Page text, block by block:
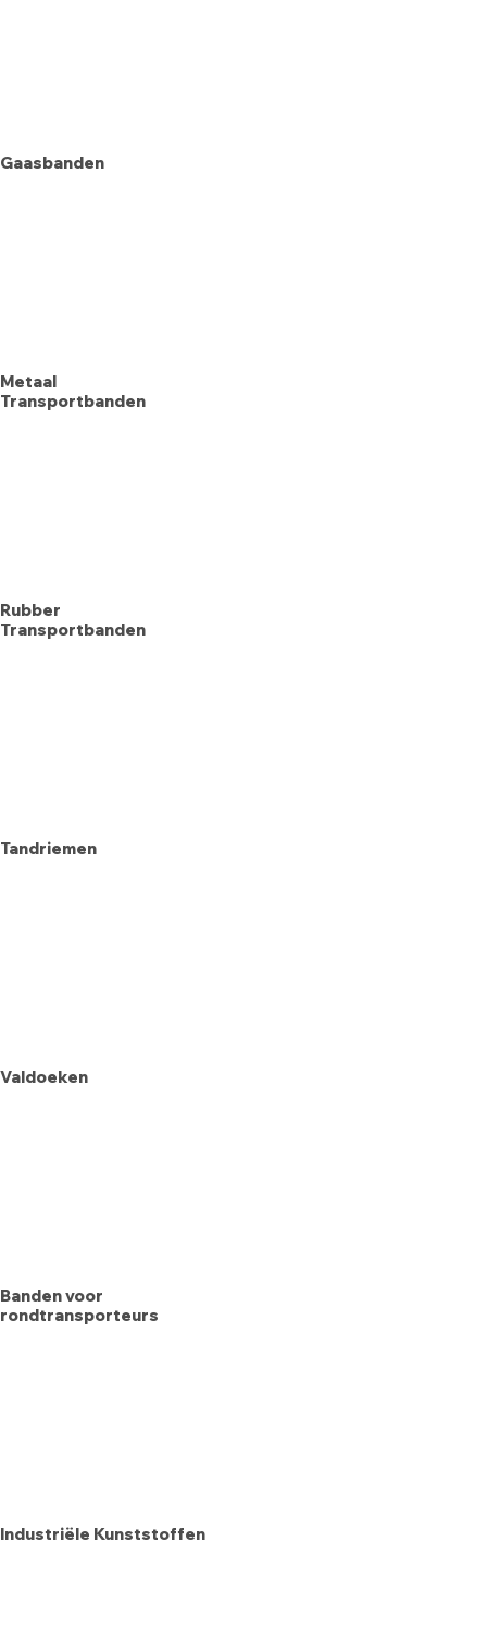
Gaasbanden
Metaal
Transportbanden
Rubber
Transportbanden
Tandriemen
Valdoeken
Banden voor
rondtransporteurs
Industriële Kunststoffen